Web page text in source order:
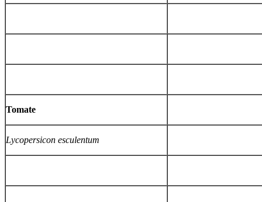
Tomate
Lycopersicon esculentum